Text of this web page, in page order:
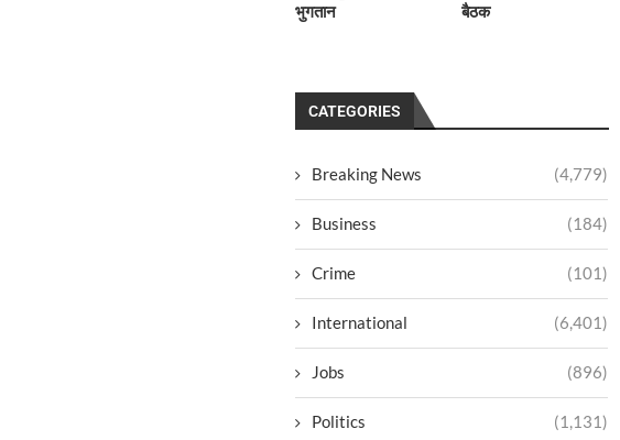
भुगतान
बैठक
CATEGORIES
Breaking News (4,779)
Business (184)
Crime (101)
International (6,401)
Jobs (896)
Politics (1,131)